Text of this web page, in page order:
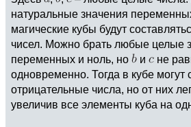
натуральные значения
магические кубы будут
чисел. Можно брать любые целые
переменных и ноль, но
и
не
одновременно. Тогда в кубе могут
отрицательные числа, но от них
увеличив все элементы куба на